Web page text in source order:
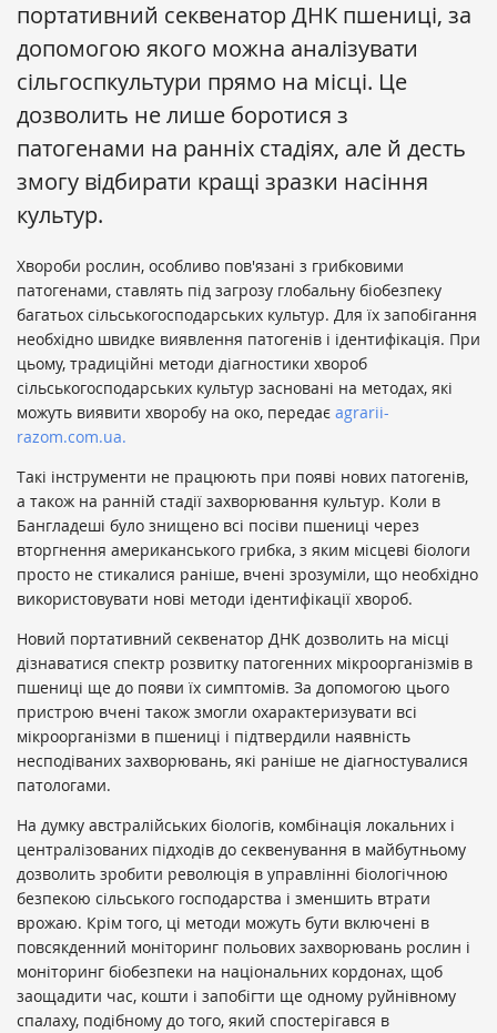
портативний секвенатор ДНК пшениці, за
допомогою якого можна аналізувати
сільгоспкультури прямо на місці. Це
дозволить не лише боротися з
патогенами на ранніх стадіях, але й десть
змогу відбирати кращі зразки насіння
культур.
Хвороби рослин, особливо пов'язані з грибковими
патогенами, ставлять під загрозу глобальну біобезпеку
багатьох сільськогосподарських культур. Для їх запобігання
необхідно швидке виявлення патогенів і ідентифікація. При
цьому, традиційні методи діагностики хвороб
сільськогосподарських культур засновані на методах, які
можуть виявити хворобу на око, передає agrarii-
razom.com.ua.
Такі інструменти не працюють при появі нових патогенів,
а також на ранній стадії захворювання культур. Коли в
Бангладеші було знищено всі посіви пшениці через
вторгнення американського грибка, з яким місцеві біологи
просто не стикалися раніше, вчені зрозуміли, що необхідно
використовувати нові методи ідентифікації хвороб.
Новий портативний секвенатор ДНК дозволить на місці
дізнаватися спектр розвитку патогенних мікроорганізмів в
пшениці ще до появи їх симптомів. За допомогою цього
пристрою вчені також змогли охарактеризувати всі
мікроорганізми в пшениці і підтвердили наявність
несподіваних захворювань, які раніше не діагностувалися
патологами.
На думку австралійських біологів, комбінація локальних і
централізованих підходів до секвенування в майбутньому
дозволить зробити революція в управлінні біологічною
безпекою сільського господарства і зменшить втрати
врожаю. Крім того, ці методи можуть бути включені в
повсякденний моніторинг польових захворювань рослин і
моніторинг біобезпеки на національних кордонах, щоб
заощадити час, кошти і запобігти ще одному руйнівному
спалаху, подібному до того, який спостерігався в